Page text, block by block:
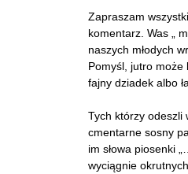
Zapraszam
komentarz. Was „
naszych młodych
Pomyśl, jutro może
fajny dziadek albo
Tych którzy odeszli
cmentarne sosny
im słowa piosenki
wyciągnie